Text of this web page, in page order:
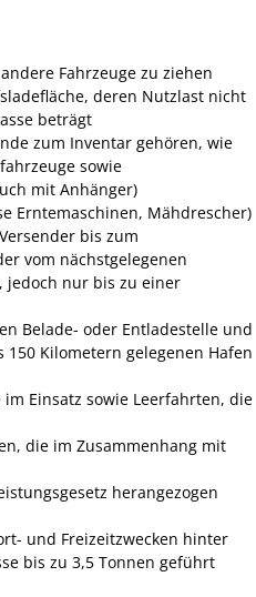
Fahrzeuge zu ziehen
deren Nutzlast nicht
beträgt
zum Inventar gehören, wie
sowie
mit Anhänger)
Erntemaschinen, Mähdrescher)
bis zum
vom nächstgelegenen
jedoch nur bis zu einer
Belade- oder Entladestelle und
Kilometern gelegenen Hafen
Einsatz sowie Leerfahrten, die
die im Zusammenhang mit
herangezogen
und Freizeitzwecken hinter
bis zu 3,5 Tonnen geführt